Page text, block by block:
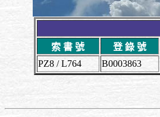
索 書 號
登 錄 號
PZ8 / L764
B0003863